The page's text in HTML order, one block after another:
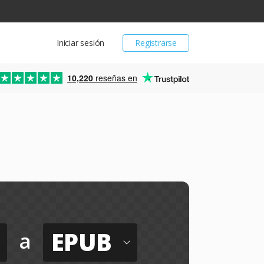
Registrarse
Iniciar sesión
10,220 reseñas en
a EPUB